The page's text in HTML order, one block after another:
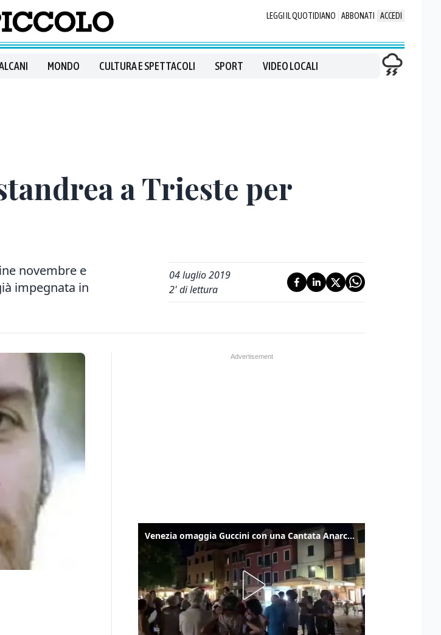
LEGGI IL QUOTIDIANO ABBONATI ACCEDI
MONDO CULTURA E SPETTACOLI SPORT VIDEO LOCALI
a Trieste per
novembre e
impegnata in
04 luglio 2019
2' di lettura
Venezia omaggia Guccini con una Cantata Anarchica in campo Santa Margherita